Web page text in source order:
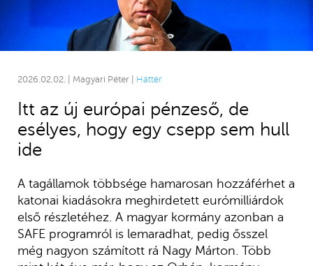
2026.02.02. | Magyari Péter | Háttér
Itt az új európai pénzeső, de
esélyes, hogy egy csepp sem hull
ide
A tagállamok többsége hamarosan hozzáférhet a
katonai kiadásokra meghirdetett eurómilliárdok
első részletéhez. A magyar kormány azonban a
SAFE programról is lemaradhat, pedig ősszel
még nagyon számított rá Nagy Márton. Több